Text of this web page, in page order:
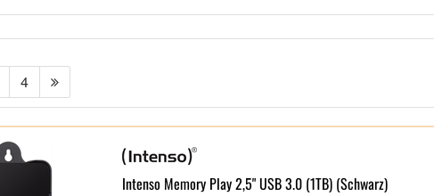
4
Intenso Memory Play 2,5" USB 3.0 (1TB) (Schwarz)